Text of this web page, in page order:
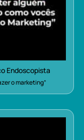
Endoscopista
o marketing”